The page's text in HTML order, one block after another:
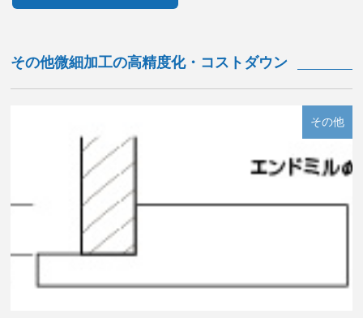
その他微細加工の高精度化・コストダウン
その他